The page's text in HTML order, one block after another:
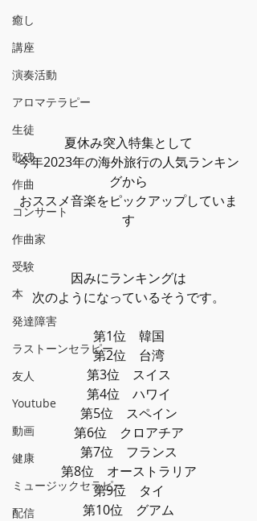
癒し
講座
演奏活動
アロマテラピー
生徒
歌碑
作曲
コンサート
作曲家
受験
本
発達障害
ラストーンセラピー
友人
Youtube
動画
健康
ミュージックセラピー
配信
夏休み突入特集として
今年2023年の海外旅行の人気ランキン
グから
おススメ音楽をピックアップしていま
す
因みにランキングは
次のようになっているそうです。
第1位　韓国
第2位　台湾
第3位　スイス
第4位　ハワイ
第5位　スペイン
第6位　クロアチア
第7位　フランス
第8位　オーストラリア
第9位　タイ
第10位　グアム